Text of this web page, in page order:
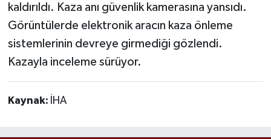
kaldırıldı. Kaza anı güvenlik kamerasına yansıdı.
Görüntülerde elektronik aracın kaza önleme
sistemlerinin devreye girmediği gözlendi.
Kazayla inceleme sürüyor.
Kaynak: İHA